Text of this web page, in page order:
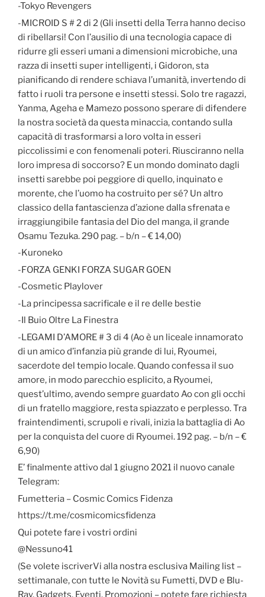
-Tokyo Revengers
-MICROID S # 2 di 2 (Gli insetti della Terra hanno deciso
di ribellarsi! Con l’ausilio di una tecnologia capace di
ridurre gli esseri umani a dimensioni microbiche, una
razza di insetti super intelligenti, i Gidoron, sta
pianificando di rendere schiava l’umanità, invertendo di
fatto i ruoli tra persone e insetti stessi. Solo tre ragazzi,
Yanma, Ageha e Mamezo possono sperare di difendere
la nostra società da questa minaccia, contando sulla
capacità di trasformarsi a loro volta in esseri
piccolissimi e con fenomenali poteri. Riusciranno nella
loro impresa di soccorso? E un mondo dominato dagli
insetti sarebbe poi peggiore di quello, inquinato e
morente, che l’uomo ha costruito per sé? Un altro
classico della fantascienza d’azione dalla sfrenata e
irraggiungibile fantasia del Dio del manga, il grande
Osamu Tezuka. 290 pag. – b/n – € 14,00)
-Kuroneko
-FORZA GENKI FORZA SUGAR GOEN
-Cosmetic Playlover
-La principessa sacrificale e il re delle bestie
-Il Buio Oltre La Finestra
-LEGAMI D’AMORE # 3 di 4 (Ao è un liceale innamorato
di un amico d’infanzia più grande di lui, Ryoumei,
sacerdote del tempio locale. Quando confessa il suo
amore, in modo parecchio esplicito, a Ryoumei,
quest’ultimo, avendo sempre guardato Ao con gli occhi
di un fratello maggiore, resta spiazzato e perplesso. Tra
fraintendimenti, scrupoli e rivali, inizia la battaglia di Ao
per la conquista del cuore di Ryoumei. 192 pag. – b/n – €
6,90)
E’ finalmente attivo dal 1 giugno 2021 il nuovo canale
Telegram:
Fumetteria – Cosmic Comics Fidenza
https://t.me/cosmicomicsfidenza
Qui potete fare i vostri ordini
@Nessuno41
(Se volete iscriverVi alla nostra esclusiva Mailing list –
settimanale, con tutte le Novità su Fumetti, DVD e Blu-
Ray, Gadgets, Eventi, Promozioni – potete fare richiesta